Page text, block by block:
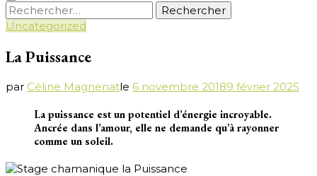
Rechercher :
Uncategorized
La Puissance
par Céline Magnenatle 6 novembre 20189 février 2025
La puissance est un potentiel d’énergie incroyable.
Ancrée dans l’amour, elle ne demande qu’à rayonner
comme un soleil.